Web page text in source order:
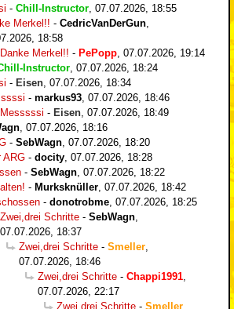
- Chill-Instructor 07.07.2026, 18:55
Merkel!! - CedricVanDerGun
18:58
Danke Merkel!! - PePopp 07.07.2026, 19:14
Instructor 07.07.2026, 18:24
- Eisen 07.07.2026, 18:34
- markus93 07.07.2026, 18:46
Messsssi - Eisen 07.07.2026, 18:49
07.07.2026, 18:16
- SebWagn 07.07.2026, 18:20
ARG - docity 07.07.2026, 18:28
- SebWagn 07.07.2026, 18:22
- Murksknüller 07.07.2026, 18:42
- donotrobme 07.07.2026, 18:25
Zwei,drei Schritte - SebWagn
07.07.2026, 18:37
Zwei,drei Schritte - Smeller
07.07.2026, 18:46
Zwei,drei Schritte - Chappi1991
07.07.2026, 22:17
Zwei,drei Schritte - Smeller